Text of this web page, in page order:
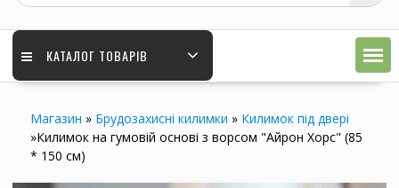
КАТАЛОГ ТОВАРІВ
Магазин » Брудозахисні килимки » Килимок під двері
»Килимок на гумовій основі з ворсом "Айрон Хорс" (85
* 150 см)